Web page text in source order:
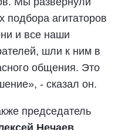
подбора агитаторов
и все наши
шли к ним в
общения. Это
- сказал он.
председатель